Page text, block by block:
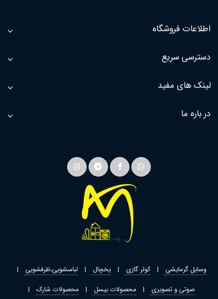
اطلاعات فروشگاه
دسترسی سریع
لینک های مفید
در باره ما
وسایل گرمایشی کولر گازی یخچال
لباسشویی،ظرفشویی
صوتی و تصویری
محصولات بیسل محصولات شارک